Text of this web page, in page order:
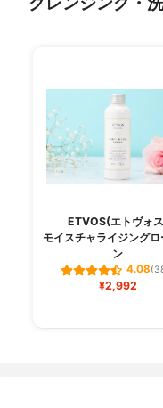
ETVOS(エトヴォ
モイスチャライジングロ
ン
4.08
¥2,992